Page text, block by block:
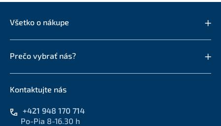
Všetko o nákupe
Prečo vybrať nás?
Kontaktujte nás
+421 948 170 714
Po-Pia 8-16.30 h